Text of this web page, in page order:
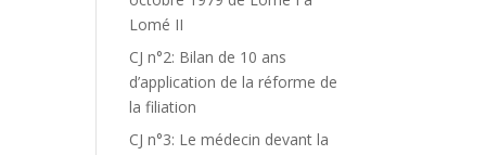
Lomé II
CJ n°2: Bilan de 10 ans
d’application de la réforme de
la filiation
CJ n°3: Le médecin devant la